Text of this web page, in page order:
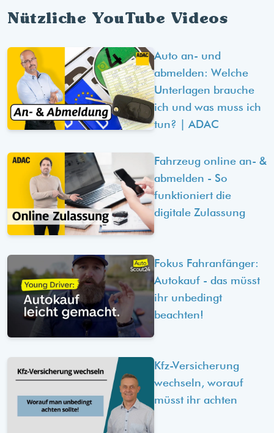
Nützliche YouTube Videos
Auto an- und
abmelden: Welche
Unterlagen brauche
ich und was muss ich
tun? | ADAC
Fahrzeug online an- &
abmelden - So
funktioniert die
digitale Zulassung
Fokus Fahranfänger:
Autokauf - das müsst
ihr unbedingt
beachten!
Kfz-Versicherung
wechseln, worauf
müsst ihr achten